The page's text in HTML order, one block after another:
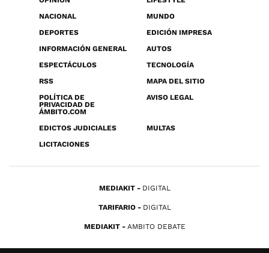
NACIONAL
MUNDO
DEPORTES
EDICIÓN IMPRESA
INFORMACIÓN GENERAL
AUTOS
ESPECTÁCULOS
TECNOLOGÍA
RSS
MAPA DEL SITIO
POLÍTICA DE
PRIVACIDAD DE
ÁMBITO.COM
AVISO LEGAL
EDICTOS JUDICIALES
MULTAS
LICITACIONES
MEDIAKIT DIGITAL
TARIFARIO DIGITAL
MEDIAKIT AMBITO DEBATE